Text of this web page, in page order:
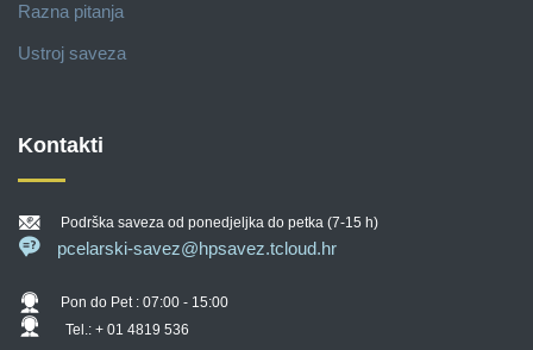
Razna pitanja
Ustroj saveza
Kontakti
Podrška saveza od ponedjeljka do petka (7-15 h)
pcelarski-savez@hpsavez.tcloud.hr
Pon do Pet : 07:00 - 15:00
Tel.: + 01 4819 536